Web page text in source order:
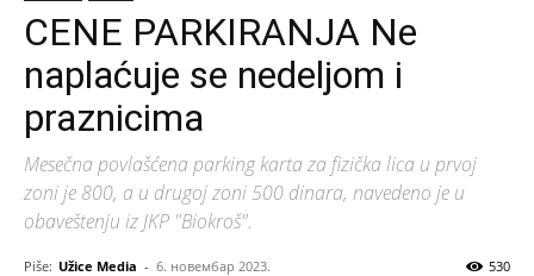
CENE PARKIRANJA Ne
naplaćuje se nedeljom i
praznicima
Mesečna povlašćena parking karta za fizička lica u prvoj
zoni je 800, a u drugoj zoni 500 dinara, navedeno je u
obaveštenju iz JKP "Biokroš".
Piše: Užice Media - 6. новембар 2023. 530